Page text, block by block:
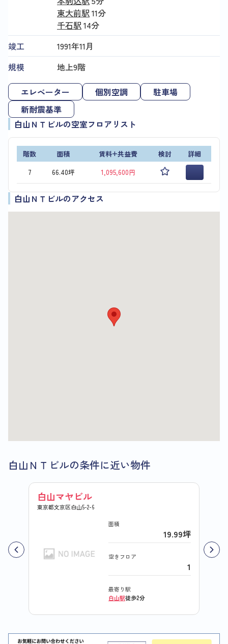
東大前駅11分
千石駅14分
竣工
1991年11月
規模
地上9階
エレベーター 個別空調
駐車場
新耐震基準
白山ＮＴビルの空室フロアリスト
階数 面積 賃料+共益費 検討
詳細
7
66.40坪 1,095,600円
白山ＮＴビルのアクセス
白山ＮＴビルの条件に近い物件
白山マヤビル
東京都文京区白山5-2-6
面積
19.99坪
空きフロア
1
最寄り駅
白山駅徒歩2分